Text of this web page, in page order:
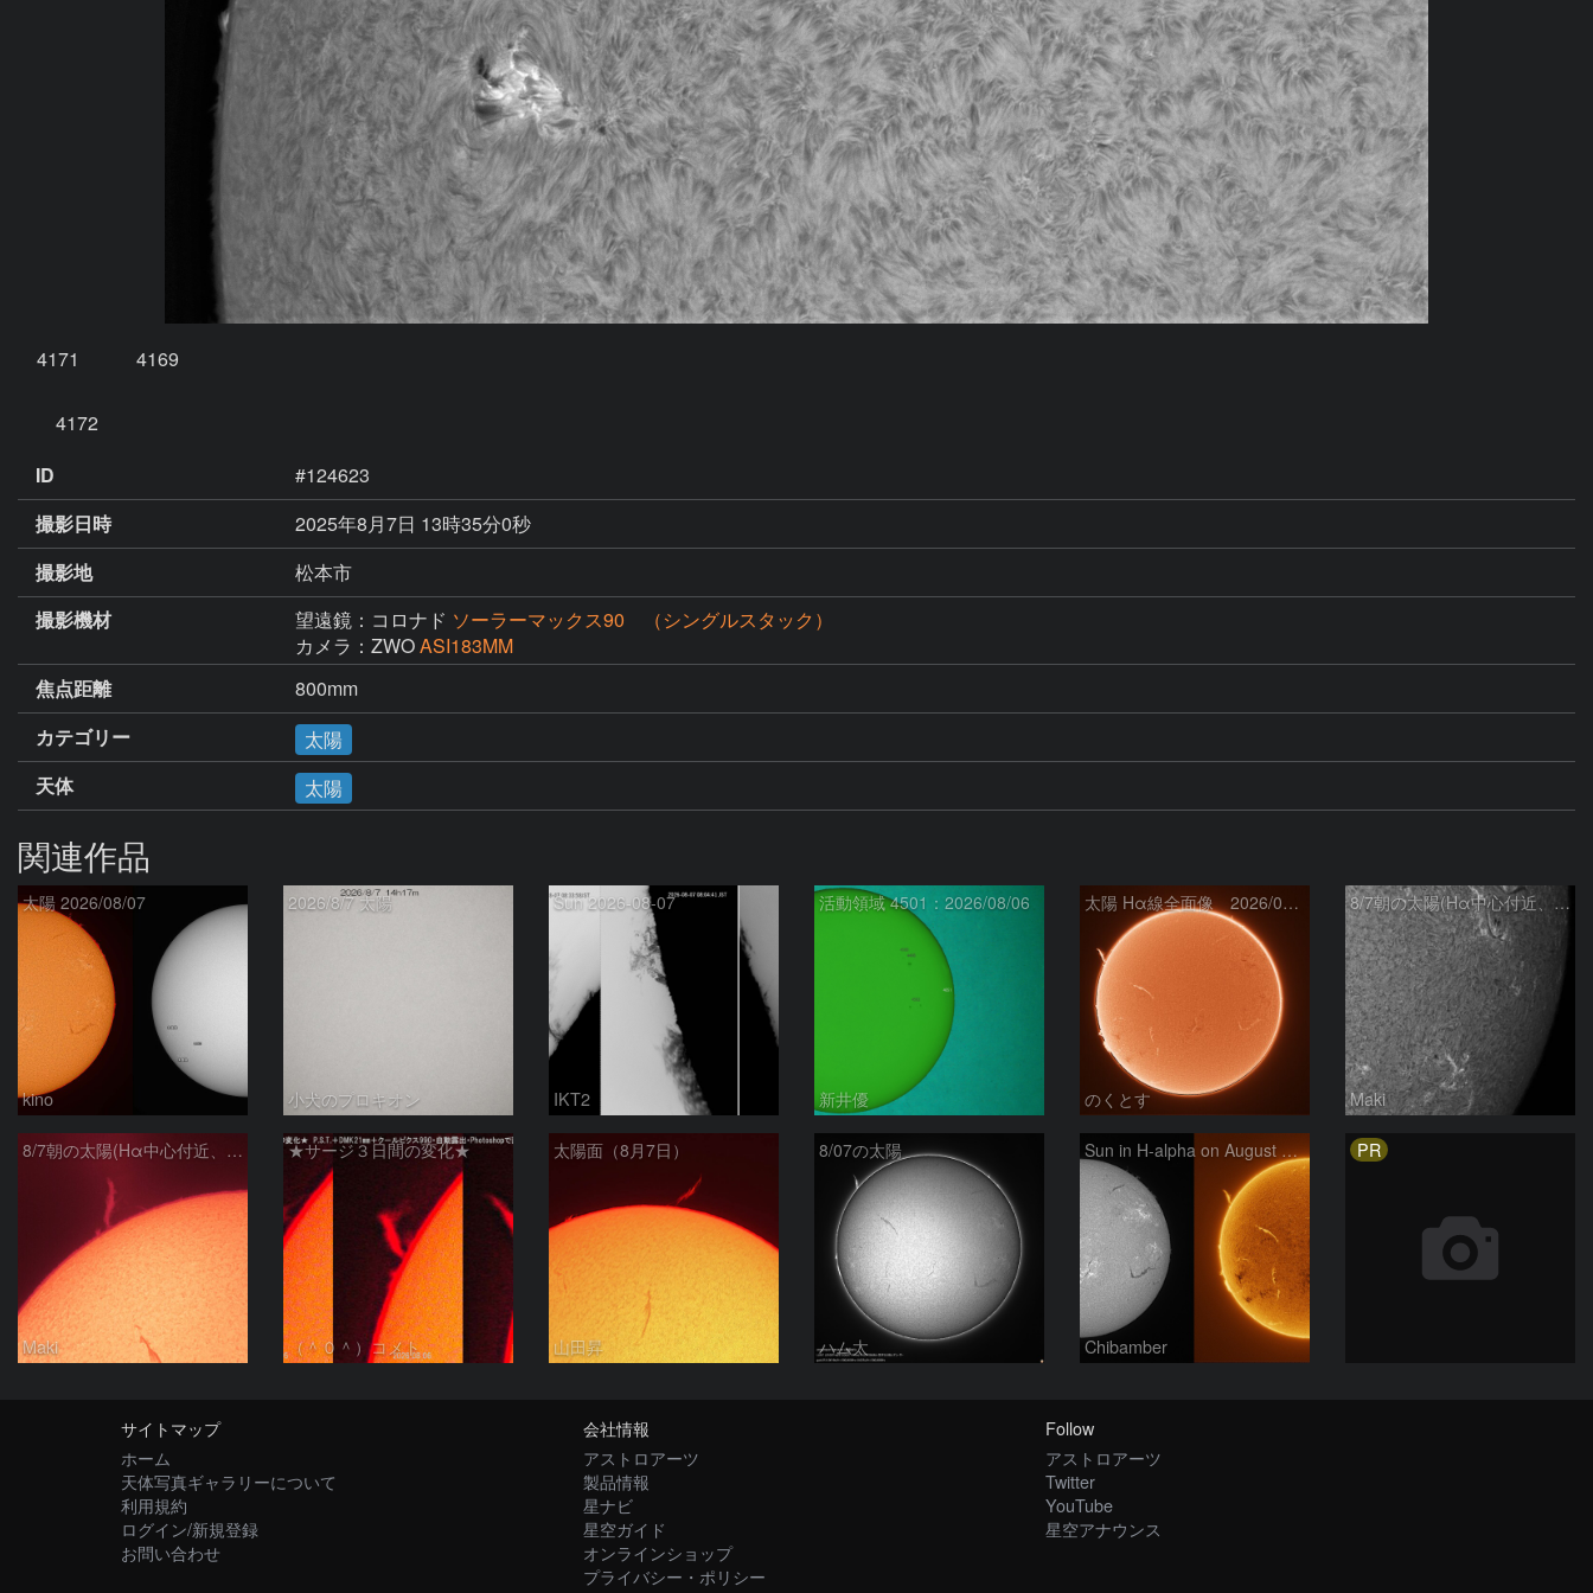
4171　　　4169
4172
ID
#124623
撮影日時
2025年8月7日 13時35分0秒
撮影地
松本市
撮影機材
望遠鏡：コロナド ソーラーマックス90 （シングルスタック）
カメラ：ZWOASI183MM
焦点距離
800mm
カテゴリー
太陽
天体
太陽
関連作品
太陽 2026/08/07
kino
2026/8/7 太陽
小犬のプロキオン
Sun 2026-08-07
IKT2
活動領域 4501：2026/08/06
新井優
太陽 Hα線全面像 2026/08/07
のくとす
8/7朝の太陽(Hα中心付近、4498、4502付近)
Maki
8/7朝の太陽(Hα中心付近、プロミネンス)
Maki
★サージ３日間の変化★
（＾０＾）コメト
太陽面（8月7日）
山田昇
8/07の太陽
ハム太
Sun in H-alpha on August 7, 2026
Chibamber
PR
サイトマップ
ホーム
天体写真ギャラリーについて
利用規約
ログイン/新規登録
お問い合わせ
会社情報
アストロアーツ
製品情報
星ナビ
星空ガイド
オンラインショップ
プライバシー・ポリシー
Follow
アストロアーツ
Twitter
YouTube
星空アナウンス